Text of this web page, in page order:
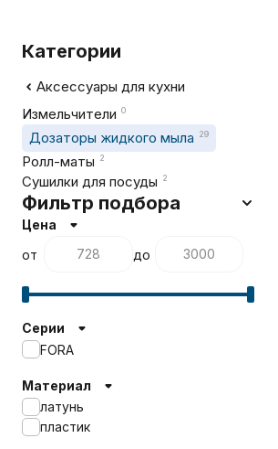
Категории
Аксессуары для кухни
Измельчители 0
Дозаторы жидкого мыла 29
Ролл-маты 2
Сушилки для посуды 2
Фильтр подбора
Цена
от
до
Серии
FORA
Материал
латунь
пластик